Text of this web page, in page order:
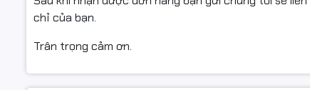
chỉ của bạn.
Trân trọng cảm ơn.